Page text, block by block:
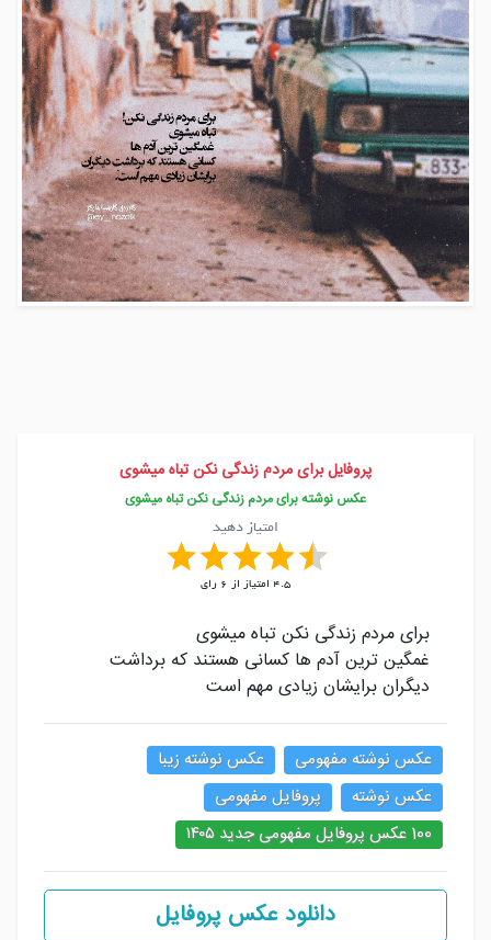
پروفایل برای مردم زندگی نکن تباه میشوی
عکس نوشته برای مردم زندگی نکن تباه میشوی
امتیاز دهید
4.5 امتیاز از 6 رای
برای مردم زندگی نکن تباه میشوی
غمگین ترین آدم ها کسانی هستند که برداشت
دیگران برایشان زیادی مهم است
عکس نوشته مفهومی
عکس نوشته زیبا
عکس نوشته
پروفایل مفهومی
100 عکس پروفایل مفهومی جدید ۱۴۰۵
دانلود عکس پروفایل